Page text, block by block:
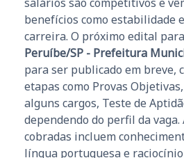
benefícios como estabilidade
carreira. O próximo edital
Peruíbe/SP - Prefeitura
para ser publicado em breve,
etapas como Provas
alguns cargos, Teste de
dependendo do perfil da
cobradas incluem
língua portuguesa e